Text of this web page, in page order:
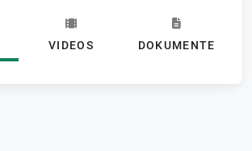
VIDEOS DOKUMENTE